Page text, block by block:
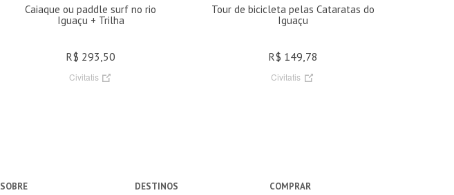
Caiaque ou paddle surf no rio
Iguaçu + Trilha
R$ 293,50
Civitatis
Tour de bicicleta pelas Cataratas do
Iguaçu
R$ 149,78
Civitatis
SOBRE DESTINOS COMPRAR